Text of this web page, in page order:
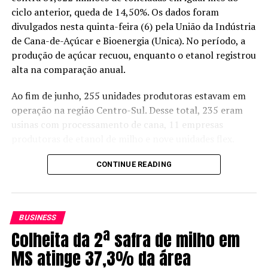
#
Como Feiras e Eventos podem
impulsionar o seu negócio
Neste episódio do Porteira Aberta Empreender, vamos
falar sobre a importância de participar de feiras e
quem já esteve lá.
do Sebrae.
Entre os destaques estão:
Entenda como escolher o evento certo para o seu
negócio
ciclo anterior, queda de 14,50%. Os dados foram
divulgados nesta quinta-feira (6) pela União da Indústria
de Cana-de-Açúcar e Bioenergia (Unica). No período, a
produção de açúcar recuou, enquanto o etanol registrou
alta na comparação anual.
Ao fim de junho, 255 unidades produtoras estavam em
operação na região Centro-Sul. Desse total, 235 eram
usinas com processamento de cana, 11 empresas
Segundo a Unica, a qualidade da matéria-prima
Recuperáveis (ATR) chegou a 141,68 quilos por tonelada
de cana, alta de 2,91% sobre junho do ano passado.
Receba no seu celular atualizações em tempo real,
enquetes interativas e tudo o que impacta o dia a dia no
campo:entre agora no Whatsapp do Canal Rural!
CONTINUE READING
BUSINESS
Colheita da 2ª safra de milho em
MS atinge 37,3% da área